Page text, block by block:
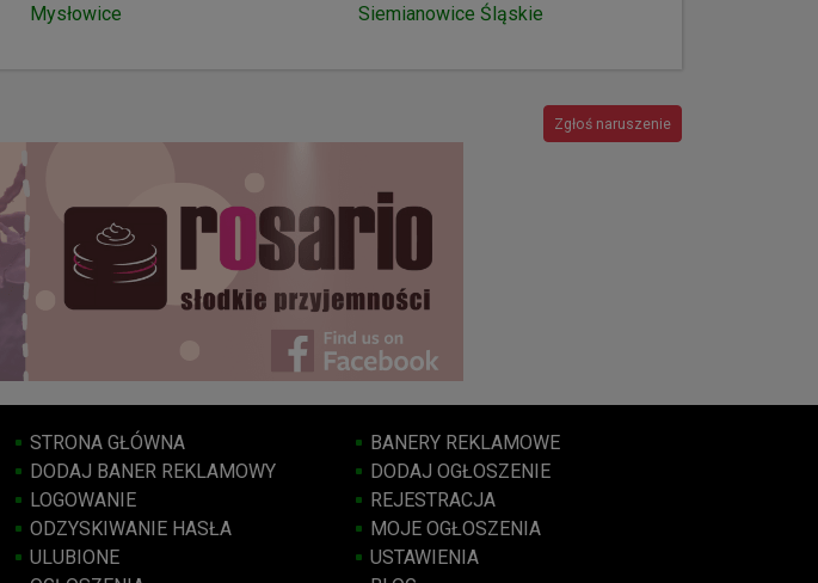
Mysłowice
Siemianowice Śląskie
Zgłoś naruszenie
STRONA GŁÓWNA
BANERY REKLAMOWE
DODAJ BANER REKLAMOWY
DODAJ OGŁOSZENIE
LOGOWANIE
REJESTRACJA
ODZYSKIWANIE HASŁA
MOJE OGŁOSZENIA
ULUBIONE
USTAWIENIA